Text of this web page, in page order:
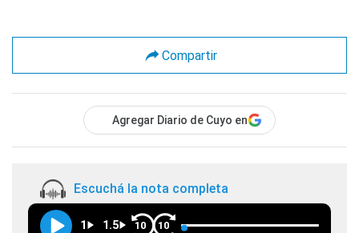
Compartir
Agregar Diario de Cuyo en
Escuchá la nota completa
1 1.5 10 10